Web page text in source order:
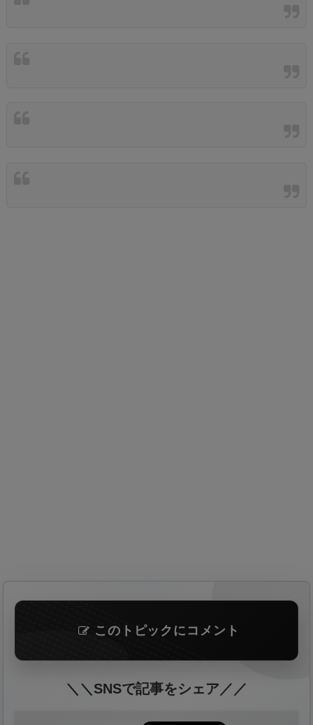
このトピックにコメント
＼＼SNSで記事をシェア／／